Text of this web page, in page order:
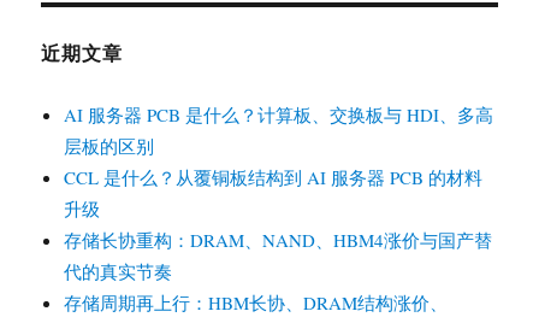
近期文章
AI 服务器 PCB 是什么？计算板、交换板与 HDI、多高
层板的区别
CCL 是什么？从覆铜板结构到 AI 服务器 PCB 的材料
升级
存储长协重构：DRAM、NAND、HBM4涨价与国产替
代的真实节奏
存储周期再上行：HBM长协、DRAM结构涨价、